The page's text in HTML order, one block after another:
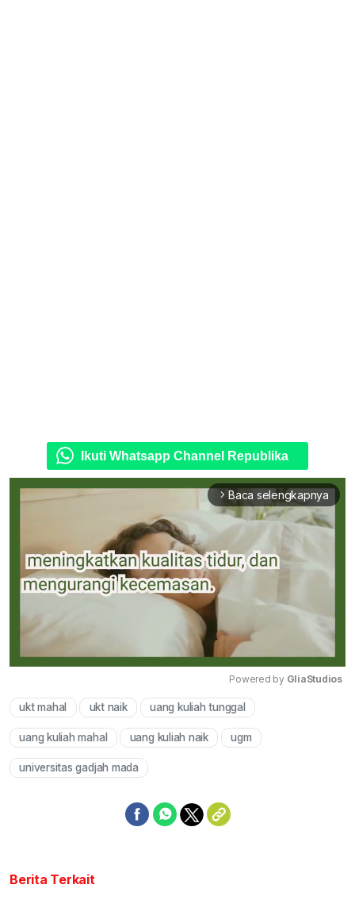
Ikuti Whatsapp Channel Republika
arrow_forward_ios Baca selengkapnya
Powered by GliaStudios
ukt mahal ukt naik uang kuliah tunggal
uang kuliah mahal uang kuliah naik ugm
universitas gadjah mada
Berita Terkait